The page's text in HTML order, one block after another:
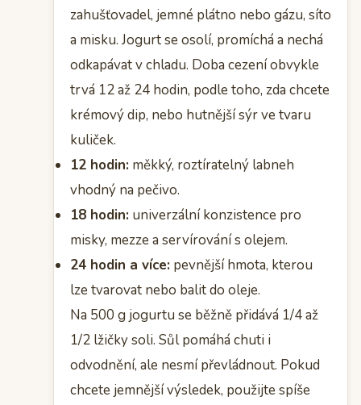
zahušťovadel, jemné plátno nebo gázu, síto
a misku. Jogurt se osolí, promíchá a nechá
odkapávat v chladu. Doba cezení obvykle
trvá 12 až 24 hodin, podle toho, zda chcete
krémový dip, nebo hutnější sýr ve tvaru
kuliček.
12 hodin: měkký, roztíratelný labneh
vhodný na pečivo.
18 hodin: univerzální konzistence pro
misky, mezze a servírování s olejem.
24 hodin a více: pevnější hmota, kterou
lze tvarovat nebo balit do oleje.
Na 500 g jogurtu se běžně přidává 1/4 až
1/2 lžičky soli. Sůl pomáhá chuti i
odvodnění, ale nesmí převládnout. Pokud
chcete jemnější výsledek, použijte spíše